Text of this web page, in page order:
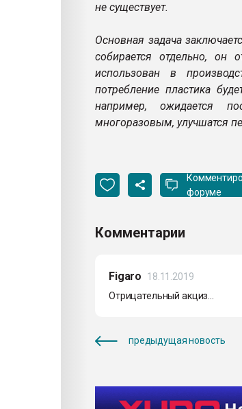
не существует.
Основная задача
собирается отдельно, он
использован в
потребление пластика
например, ожидается
многоразовым, улучшатся
форуме
Комментарии
Figaro
18.11.2019
Отрицательный акциз...
предыдущая новость